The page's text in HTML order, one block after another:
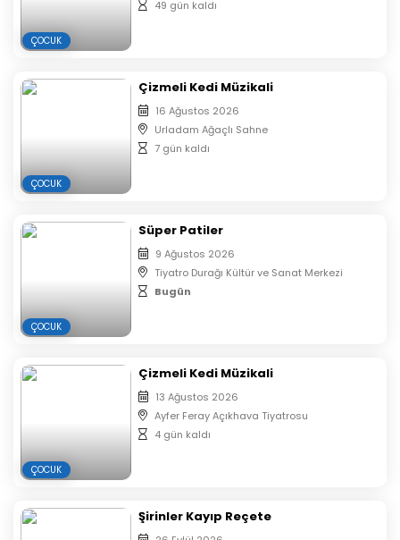
Birlikte üretmenin, paylaşmanın ve sanatı
deneyimlemenin en renkli hali sizi bekliyor 🌿
Çıktı almanıza gerek yoktur.
Satın alınan biletlerde iptal, iade ve değişiklik
yapılmamaktadır.
ÇOCUK
49 gün kaldı
ÇOCUK
Çizmeli Kedi Müzikali
16 Ağustos 2026
Urladam Ağaçlı Sahne
7 gün kaldı
ÇOCUK
Süper Patiler
9 Ağustos 2026
Tiyatro Durağı Kültür ve Sanat Merkezi
Bugün
ÇOCUK
Çizmeli Kedi Müzikali
13 Ağustos 2026
Ayfer Feray Açıkhava Tiyatrosu
4 gün kaldı
Şirinler Kayıp Reçete